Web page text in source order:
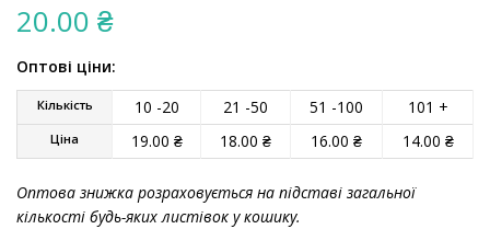
20.00 ₴
Оптові ціни:
Кількість 10 -20 21 -50 51 -100 101 +
Ціна 19.00 ₴ 18.00 ₴ 16.00 ₴ 14.00 ₴
Оптова знижка розраховується на підставі загальної
кількості будь-яких листівок у кошику.